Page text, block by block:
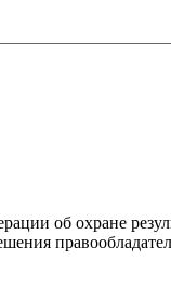
об охране